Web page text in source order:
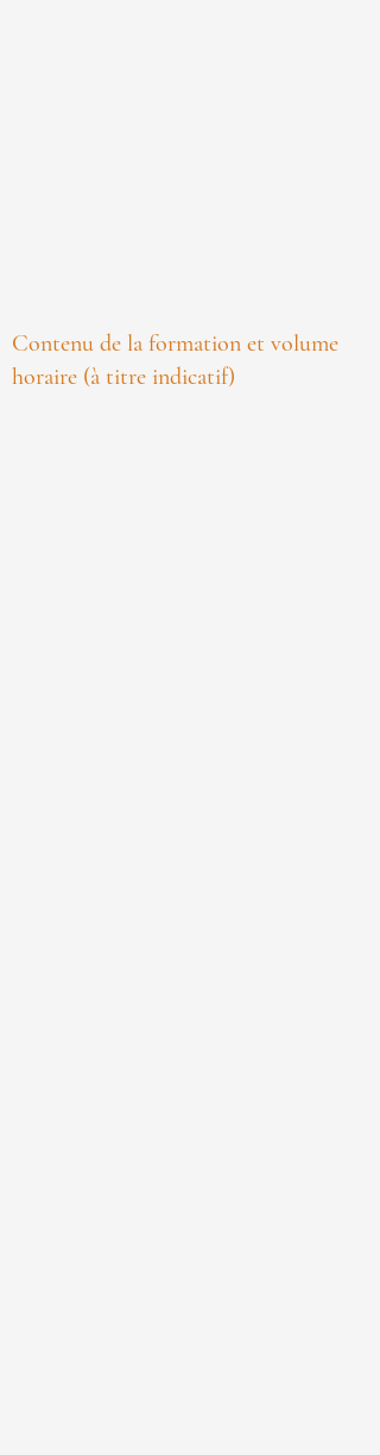
Contenu de la formation et volume
horaire (à titre indicatif)